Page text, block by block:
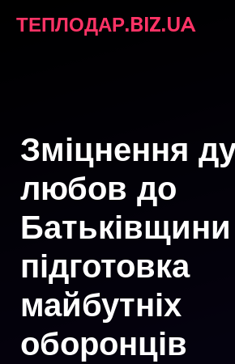
ТЕПЛОДАР.BIZ.UA
Зміцнення
любов до
підготовка
майбутніх
оборонців